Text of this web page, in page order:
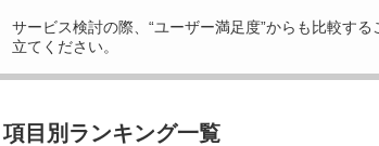
サービス検討の際、“ユーザー満足度”からも比較する
立てください。
項目別ランキング一覧